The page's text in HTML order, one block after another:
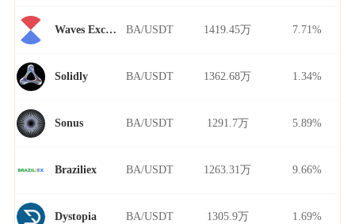
Waves Exchange BA/USDT 1419.45万 7.71%
Solidly BA/USDT 1362.68万 1.34%
Sonus BA/USDT 1291.7万 5.89%
Braziliex BA/USDT 1263.31万 9.66%
Dystopia BA/USDT 1305.9万 1.69%